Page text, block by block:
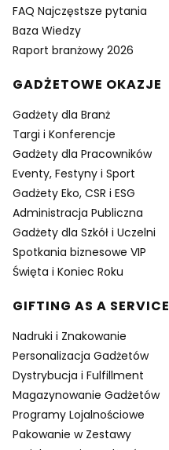
FAQ Najczęstsze pytania
Baza Wiedzy
Raport branżowy 2026
GADŻETOWE OKAZJE
Gadżety dla Branż
Targi i Konferencje
Gadżety dla Pracowników
Eventy, Festyny i Sport
Gadżety Eko, CSR i ESG
Administracja Publiczna
Gadżety dla Szkół i Uczelni
Spotkania biznesowe VIP
Święta i Koniec Roku
GIFTING AS A SERVICE
Nadruki i Znakowanie
Personalizacja Gadżetów
Dystrybucja i Fulfillment
Magazynowanie Gadżetów
Programy Lojalnościowe
Pakowanie w Zestawy